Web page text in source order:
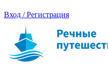
Вход / Регистрация